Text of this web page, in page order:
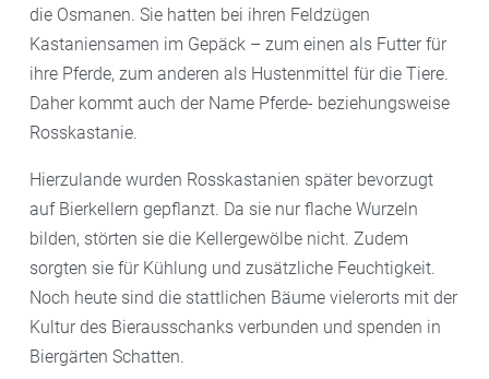
die Osmanen. Sie hatten bei ihren Feldzügen
Kastaniensamen im Gepäck – zum einen als Futter für
ihre Pferde, zum anderen als Hustenmittel für die Tiere.
Daher kommt auch der Name Pferde- beziehungsweise
Rosskastanie.
Hierzulande wurden Rosskastanien später bevorzugt
auf Bierkellern gepflanzt. Da sie nur flache Wurzeln
bilden, störten sie die Kellergewölbe nicht. Zudem
sorgten sie für Kühlung und zusätzliche Feuchtigkeit.
Noch heute sind die stattlichen Bäume vielerorts mit der
Kultur des Bierausschanks verbunden und spenden in
Biergärten Schatten.